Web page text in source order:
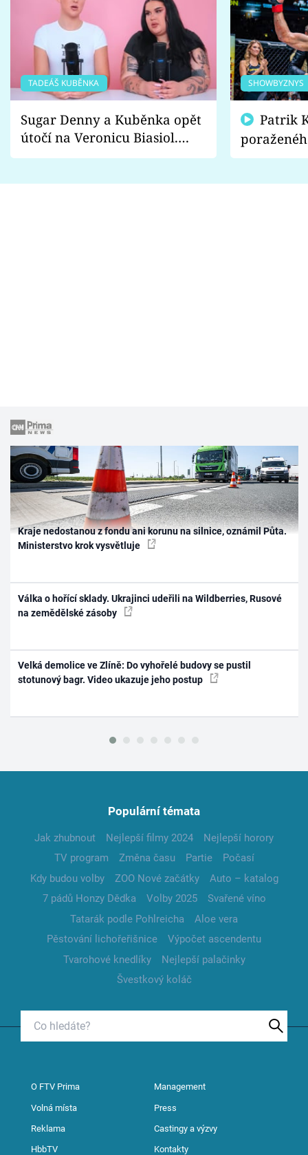
TADEÁŠ KUBĚNKA
Sugar Denny a Kuběnka opět
útočí na Veronicu Biasiol.
Proč je podle nich falešná a
SHOWBYZNYS
fanoušci
Kraje nedostanou z fondu ani korunu na silnice, oznámil Půta.
Ministerstvo krok vysvětluje
Válka o hořící sklady. Ukrajinci udeřili na Wildberries, Rusové
na zemědělské zásoby
Velká demolice ve Zlíně: Do vyhořelé budovy se pustil
stotunový bagr. Video ukazuje jeho postup
Populární témata
Jak zhubnout Nejlepší filmy 2024
Nejlepší horory
TV program
Změna času Partie
Počasí
Kdy budou volby
ZOO Nové začátky
Auto – katalog
7 pádů Honzy Dědka
Volby 2025
Svařené víno
Tatarák podle Pohlreicha
Aloe vera
Pěstování lichořeřišnice
Výpočet ascendentu
Tvarohové knedlíky
Nejlepší palačinky
Švestkový koláč
O FTV Prima Management
Volná místa Press
Reklama Castingy a výzvy
HbbTV Kontakty